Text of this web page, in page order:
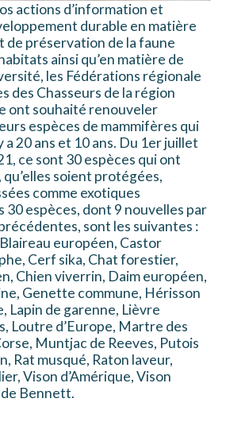
actions d’information et
durable en matière
de préservation de la faune
ainsi qu’en matière de
les Fédérations régionale
des Chasseurs de la région
ont souhaité renouveler
espèces de mammifères qui
a 20 ans et 10 ans. Du 1er juillet
ce sont 30 espèces qui ont
soient protégées,
comme exotiques
30 espèces, dont 9 nouvelles par
sont les suivantes :
européen, Castor
Cerf sika, Chat forestier,
Chien viverrin, Daim européen,
Genette commune, Hérisson
Lapin de garenne, Lièvre
Loutre d’Europe, Martre des
Muntjac de Reeves, Putois
Rat musqué, Raton laveur,
Vison d’Amérique, Vison
de Bennett.